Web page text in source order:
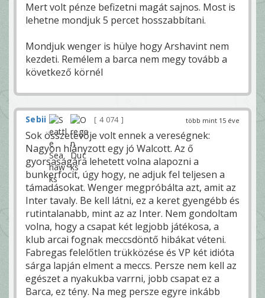
Mert volt pénze befizetni magát sajnos. Most is
lehetne mondjuk 5 percet hosszabbítani.
Mondjuk wenger is hülye hogy Arshavint nem
kezdeti. Remélem a barca nem megy tovább a
következő körnél
több mint 15 éve
Sebii 4 074
Sok összetevője volt ennek a vereségnek:
Nagyon hiányzott egy jó Walcott. Az ő
gyorsaságára lehetett volna alapozni a
bunkerfocit, úgy hogy, ne adjuk fel teljesen a
támadásokat. Wenger megpróbálta azt, amit az
Inter tavaly. Be kell látni, ez a keret gyengébb és
rutintalanabb, mint az az Inter. Nem gondoltam
volna, hogy a csapat két legjobb játékosa, a
klub arcai fognak meccsdöntő hibákat véteni.
Fabregas felelőtlen trükközése és VP két idióta
sárga lapján elment a meccs. Persze nem kell az
egészet a nyakukba varrni, jobb csapat ez a
Barca, ez tény. Na meg persze egyre inkább